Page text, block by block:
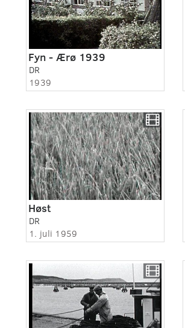
Fyn - Ærø 1939
DR
1939
Høst
DR
1. juli 1959